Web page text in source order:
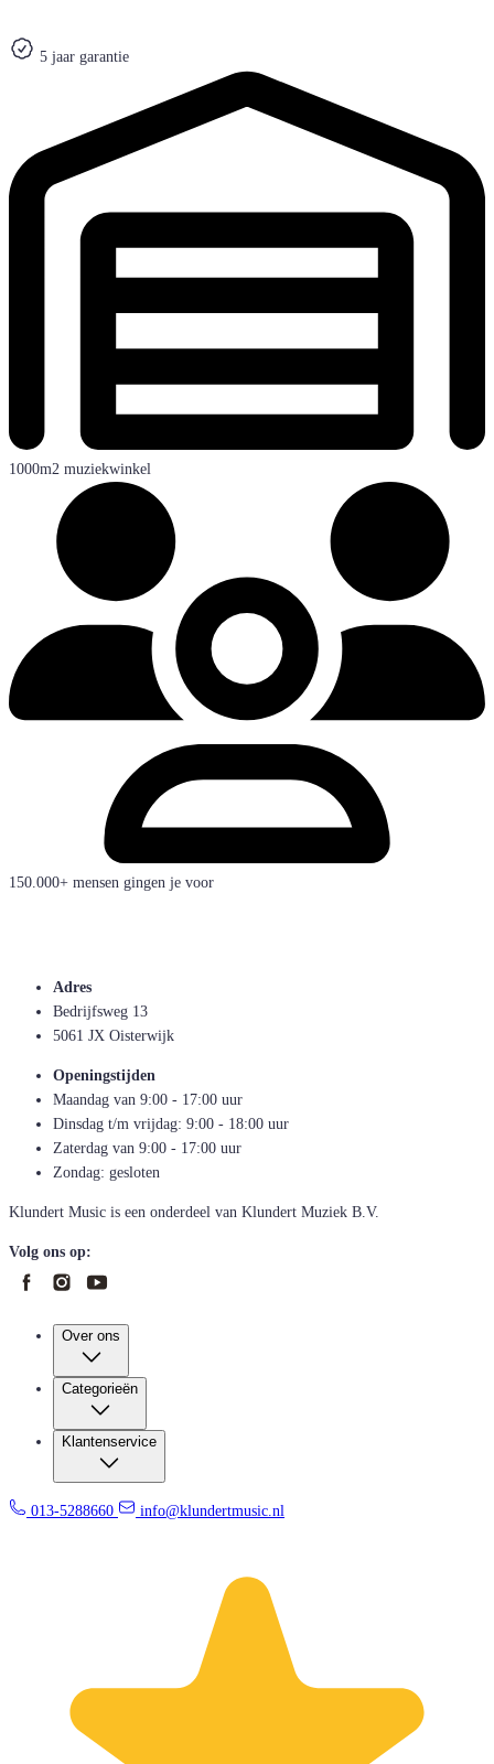
5 jaar garantie
1000m2 muziekwinkel
150.000+ mensen gingen je voor
Adres
Bedrijfsweg 13
5061 JX Oisterwijk
Openingstijden
Maandag van 9:00 - 17:00 uur
Dinsdag t/m vrijdag: 9:00 - 18:00 uur
Zaterdag van 9:00 - 17:00 uur
Zondag: gesloten
Klundert Music is een onderdeel van Klundert Muziek B.V.
Volg ons op:
Over ons
Categorieën
Klantenservice
013-5288660 info@klundertmusic.nl